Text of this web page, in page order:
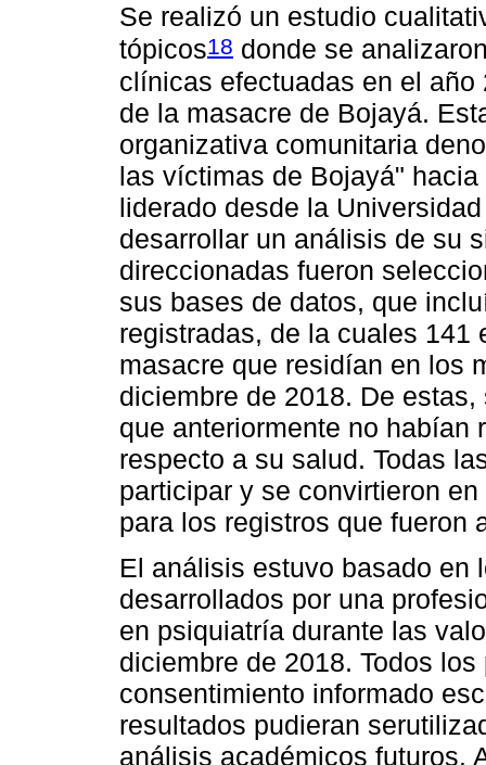
Se realizó un estudio
tópicos18 donde se
clínicas efectuadas en el
de la masacre de Bojayá.
organizativa comunitaria
las víctimas de Bojayá"
liderado desde la
desarrollar un análisis de su
direccionadas fueron
sus bases de datos, que
registradas, de la cuales 141
masacre que residían en los
diciembre de 2018. De
que anteriormente no habían
respecto a su salud. Todas
participar y se convirtieron
para los registros que fueron
El análisis estuvo basado en
desarrollados por una
en psiquiatría durante las
diciembre de 2018. Todos
consentimiento informado
resultados pudieran
análisis académicos futuros.